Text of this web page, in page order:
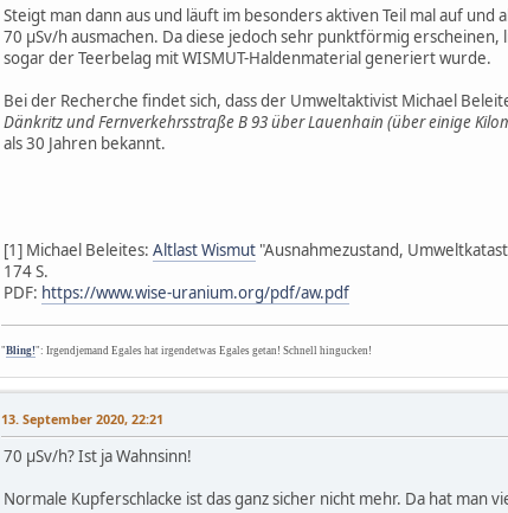
Steigt man dann aus und läuft im besonders aktiven Teil mal auf und
70 µSv/h ausmachen. Da diese jedoch sehr punktförmig
sogar der Teerbelag mit WISMUT-Haldenmaterial generiert wurde.
Bei der Recherche findet sich, dass der Umweltaktivist Michael
Dänkritz und Fernverkehrsstraße B 93 über Lauenhain (über einige
als 30 Jahren bekannt.
[1] Michael Beleites: Altlast Wismut "Ausnahmezustand,
174 S.
PDF: https://www.wise-uranium.org/pdf/aw.pdf
"Bling!": Irgendjemand Egales hat irgendetwas Egales getan! Schnell hingucken!
13. September 2020, 22:21
70 µSv/h? Ist ja Wahnsinn!
Normale Kupferschlacke ist das ganz sicher nicht mehr. Da hat man